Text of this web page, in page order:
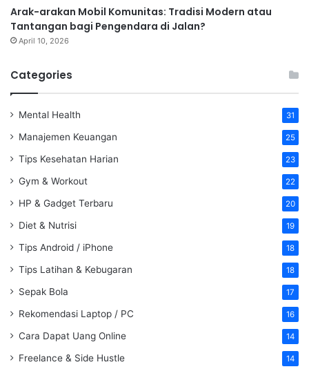
Arak-arakan Mobil Komunitas: Tradisi Modern atau
Tantangan bagi Pengendara di Jalan?
April 10, 2026
Categories
Mental Health 31
Manajemen Keuangan 25
Tips Kesehatan Harian 23
Gym & Workout 22
HP & Gadget Terbaru 20
Diet & Nutrisi 19
Tips Android / iPhone 18
Tips Latihan & Kebugaran 18
Sepak Bola 17
Rekomendasi Laptop / PC 16
Cara Dapat Uang Online 14
Freelance & Side Hustle 14